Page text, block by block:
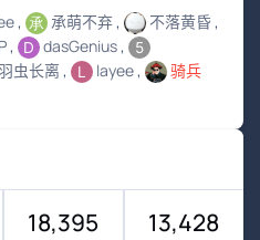
承萌不弃
不落黄昏
dasGenius
虫长离 layee
骑兵
18,395 13,428